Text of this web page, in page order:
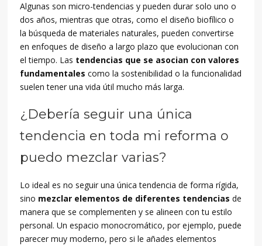
Algunas son micro-tendencias y pueden durar solo uno o
dos años, mientras que otras, como el diseño biofílico o
la búsqueda de materiales naturales, pueden convertirse
en enfoques de diseño a largo plazo que evolucionan con
el tiempo. Las tendencias que se asocian con valores
fundamentales como la sostenibilidad o la funcionalidad
suelen tener una vida útil mucho más larga.
¿Debería seguir una única
tendencia en toda mi reforma o
puedo mezclar varias?
Lo ideal es no seguir una única tendencia de forma rígida,
sino mezclar elementos de diferentes tendencias de
manera que se complementen y se alineen con tu estilo
personal. Un espacio monocromático, por ejemplo, puede
parecer muy moderno, pero si le añades elementos